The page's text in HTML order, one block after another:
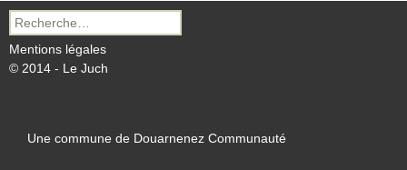
Recherche
pour :
Mentions légales
© 2014 - Le Juch
Une commune de Douarnenez Communauté